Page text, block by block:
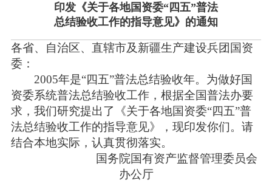
印发《关于各地国资委“四五”普法
总结验收工作的指导意见》的通知
各省、自治区、直辖市及新疆生产建设兵团国资
委：
2005年是“四五”普法总结验收年。为做好国
资委系统普法总结验收工作，根据全国普法办要
求，我们研究提出了《关于各地国资委“四五”普
法总结验收工作的指导意见》，现印发你们。请
结合本地实际，认真贯彻落实。
国务院国有资产监督管理委员会
办公厅